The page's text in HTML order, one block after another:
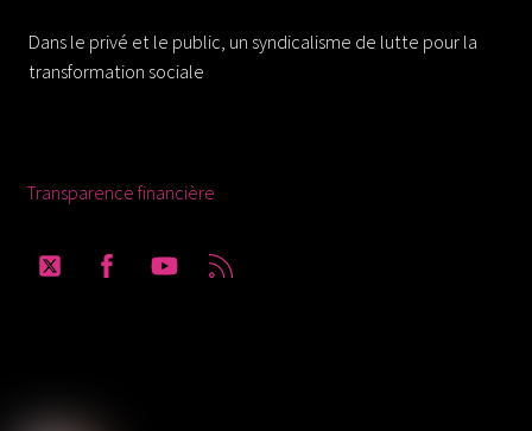
Dans le privé et le public, un syndicalisme de lutte pour la
transformation sociale
Transparence financière
Twitter FacebookYouTube